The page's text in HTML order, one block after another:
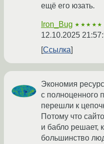
ещё его юзать.
Iron_Bug ★★★★★
12.10.2025
Ссылка
Экономия
с полноценного
перешли к
Потому что
и бабло решает,
большинство